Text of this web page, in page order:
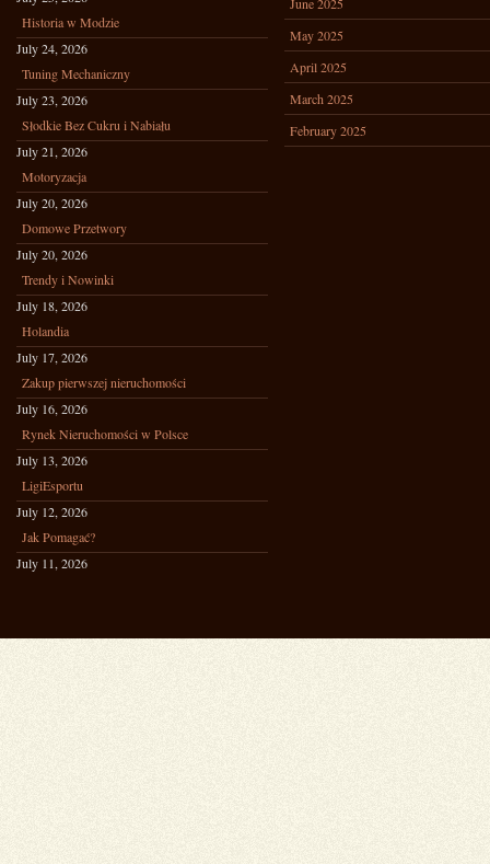
Historia w Modzie
July 24, 2026
Tuning Mechaniczny
July 23, 2026
Słodkie Bez Cukru i Nabiału
July 21, 2026
Motoryzacja
July 20, 2026
Domowe Przetwory
July 20, 2026
Trendy i Nowinki
July 18, 2026
Holandia
July 17, 2026
Zakup pierwszej nieruchomości
July 16, 2026
Rynek Nieruchomości w Polsce
July 13, 2026
LigiEsportu
July 12, 2026
Jak Pomagać?
July 11, 2026
May 2025
April 2025
March 2025
February 2025